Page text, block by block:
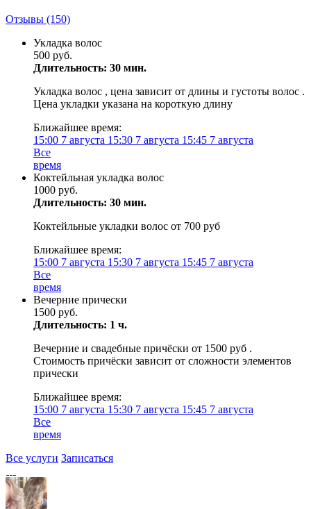
Отзывы (150)
Укладка волос
500 руб.
Длительность: 30 мин.
Укладка волос , цена зависит от длины и густоты волос .
Цена укладки указана на короткую длину
Ближайшее время:
15:00 7 августа 15:30 7 августа 15:45 7 августа
Все
время
Коктейльная укладка волос
1000 руб.
Длительность: 30 мин.
Коктейльные укладки волос от 700 руб
Ближайшее время:
15:00 7 августа 15:30 7 августа 15:45 7 августа
Все
время
Вечерние прически
1500 руб.
Длительность: 1 ч.
Вечерние и свадебные причёски от 1500 руб .
Стоимость причёски зависит от сложности элементов
прически
Ближайшее время:
15:00 7 августа 15:30 7 августа 15:45 7 августа
Все
время
Все услуги Записаться